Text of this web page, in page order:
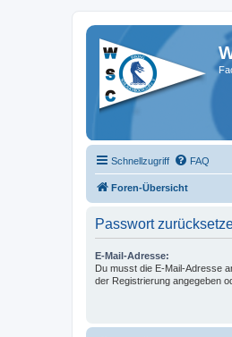
Schnellzugriff FAQ
Foren-Übersicht
Passwort
E-Mail-Adresse:
Du musst die E-Mail-Adresse
der Registrierung angegeben